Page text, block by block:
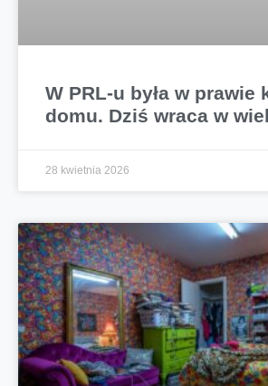
W PRL-u była w prawie
domu. Dziś wraca w
28 kwietnia 2026